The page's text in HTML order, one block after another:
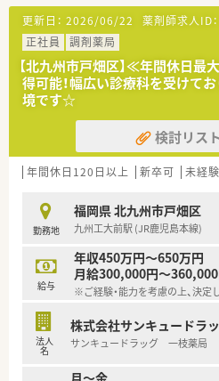
【法人特徴について】
■創業から40年以上にわたり、
剤薬局やドラッグストアを展開
■健康セミナーやスポーツイベ
に根差した医療サポートに積
■調剤部門とドラッグストア部
師が専門性を発揮しやすい体制
【職場環境と雰囲気】
■社内の平均年齢は約33歳と若
手厚いフォローアップがある
員の健康増進やワークライフバ
■調剤部門における離職率は約
からの定着率も高い働きやすさ
【こんな取り組みをしています】
■全自動分包機やピッキングサ
剤機器を全店舗に導入してイ
取り組みや努力が正当に評価さ
■フィットネスクラブや漢方専
更新日： 2026/06/22 薬剤師求人ID：
正社員
調剤薬局
【北九州市戸畑区】≪年間休日
得可能！幅広い診療科を受けて
境です☆
検討リス
年間休日120日以上 新卒可 未経
勤務地
福岡県 北九州市戸畑区
九州工大前駅 (JR鹿児島本線)
給与
年収450万円～650万円
月給300,000円～
※ご経験・能力を考慮の上、決定
法人
名
株式会社サンキュードラ
サンキュードラッグ 一枝薬局